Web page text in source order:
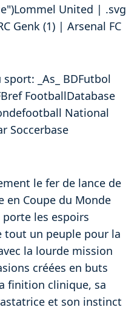
United | .svg
Genk (1) | Arsenal FC
_As_ BDFutbol
FootballDatabase
National
Soccerbase
le fer de lance de
Coupe du Monde
porte les espoirs
tout un peuple pour la
la lourde mission
créées en buts
finition clinique, sa
et son instinct